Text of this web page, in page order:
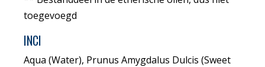
toegevoegd
INCI
Aqua (Water), Prunus Amygdalus Dulcis (Sweet